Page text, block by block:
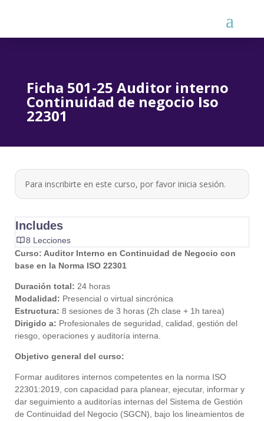
Ficha 501-25 Auditor interno
Continuidad de negocio Iso
22301
Para inscribirte en este curso, por favor inicia sesión.
Curso: Auditor Interno en Continuidad de Negocio con
base en la Norma ISO 22301
Duración total: 24 horas
Modalidad: Presencial o virtual sincrónica
Estructura: 8 sesiones de 3 horas (2h clase + 1h tarea)
Dirigido a: Profesionales de seguridad, calidad, gestión del
riesgo, operaciones y auditoría interna.
Objetivo general del curso:
Formar auditores internos competentes en la norma ISO
22301:2019, con capacidad para planear, ejecutar, informar y
dar seguimiento a auditorías internas del Sistema de Gestión
de Continuidad del Negocio (SGCN), bajo los lineamientos de
Includes
8 Lecciones